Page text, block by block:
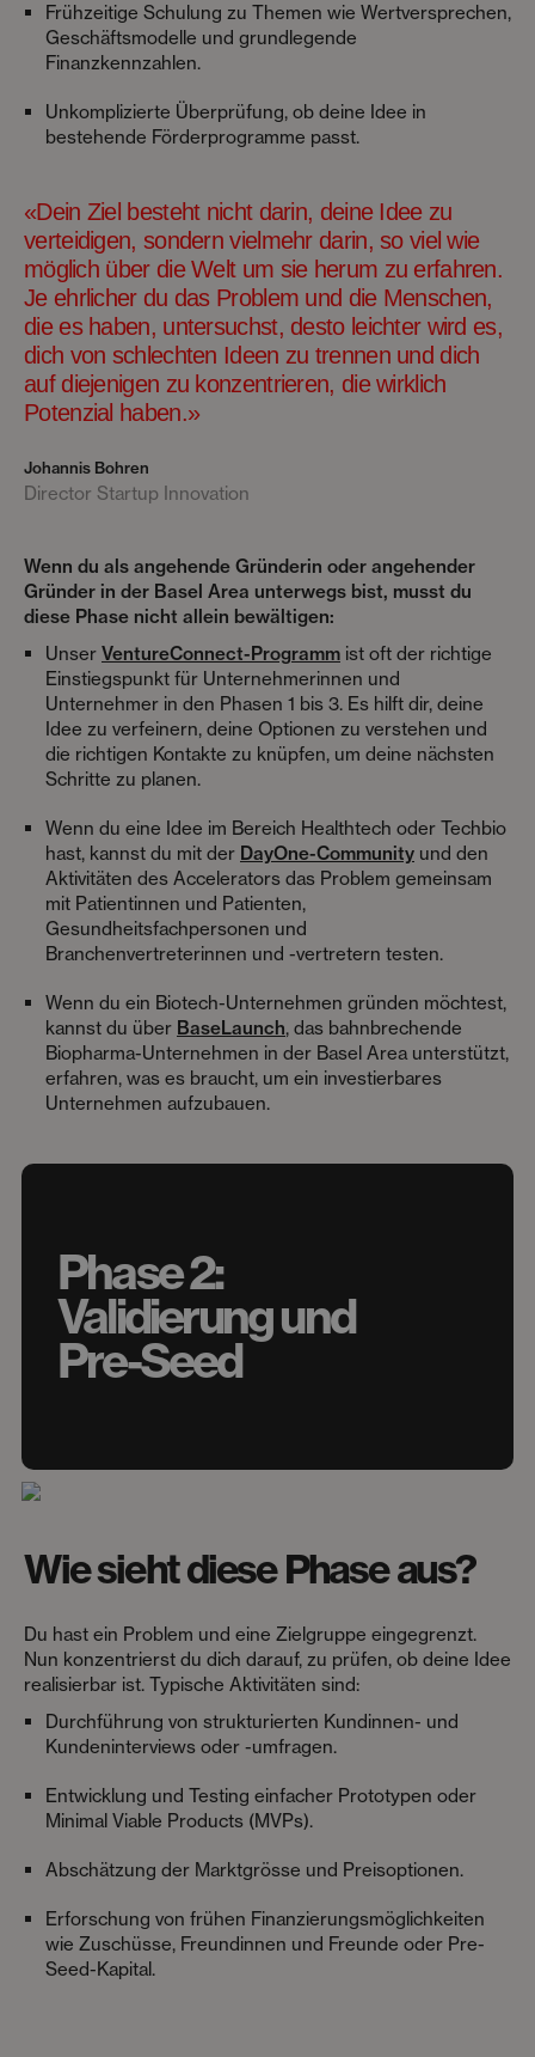
Frühzeitige Schulung zu Themen wie Wertversprechen,
Geschäftsmodelle und grundlegende
Finanzkennzahlen.
Unkomplizierte Überprüfung, ob deine Idee in
bestehende Förderprogramme passt.
«Dein Ziel besteht nicht darin, deine Idee zu
verteidigen, sondern vielmehr darin, so viel wie
möglich über die Welt um sie herum zu erfahren.
Je ehrlicher du das Problem und die Menschen,
die es haben, untersuchst, desto leichter wird es,
dich von schlechten Ideen zu trennen und dich
auf diejenigen zu konzentrieren, die wirklich
Potenzial haben.»
Johannis Bohren
Director Startup Innovation
Wenn du als angehende Gründerin oder angehender
Gründer in der Basel Area unterwegs bist, musst du
diese Phase nicht allein bewältigen:
Unser VentureConnect-Programm ist oft der richtige
Einstiegspunkt für Unternehmerinnen und
Unternehmer in den Phasen 1 bis 3. Es hilft dir, deine
Idee zu verfeinern, deine Optionen zu verstehen und
die richtigen Kontakte zu knüpfen, um deine nächsten
Schritte zu planen.
Wenn du eine Idee im Bereich Healthtech oder Techbio
hast, kannst du mit der DayOne-Community und den
Aktivitäten des Accelerators das Problem gemeinsam
mit Patientinnen und Patienten,
Gesundheitsfachpersonen und
Branchenvertreterinnen und -vertretern testen.
Wenn du ein Biotech-Unternehmen gründen möchtest,
kannst du über BaseLaunch, das bahnbrechende
Biopharma-Unternehmen in der Basel Area unterstützt,
erfahren, was es braucht, um ein investierbares
Unternehmen aufzubauen.
Phase 2:
Validierung und
Pre-Seed
Wie sieht diese Phase aus?
Du hast ein Problem und eine Zielgruppe eingegrenzt.
Nun konzentrierst du dich darauf, zu prüfen, ob deine Idee
realisierbar ist. Typische Aktivitäten sind:
Durchführung von strukturierten Kundinnen- und
Kundeninterviews oder -umfragen.
Entwicklung und Testing einfacher Prototypen oder
Minimal Viable Products (MVPs).
Abschätzung der Marktgrösse und Preisoptionen.
Erforschung von frühen Finanzierungsmöglichkeiten
wie Zuschüsse, Freundinnen und Freunde oder Pre-
Seed-Kapital.